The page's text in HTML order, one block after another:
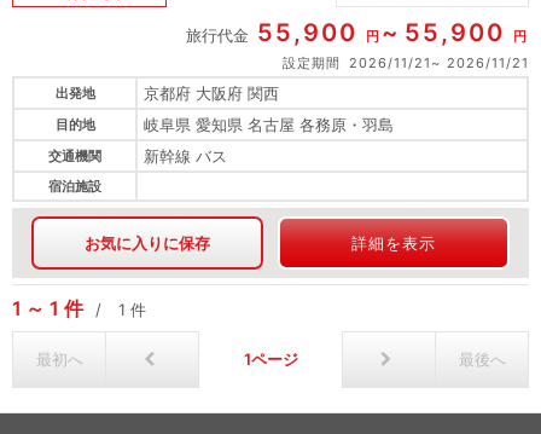
旅行代金 55,900 円 55,900
円
設定期間
2026/11/21
2026/11/21
出発地
京都府 大阪府 関西
目的地 岐阜県 愛知県 名古屋 各務原・羽島
交通機関 新幹線 バス
宿泊施設
お気に入りに保存 詳細を表示
1 1 件 1 件
最初へ 1 最後へ